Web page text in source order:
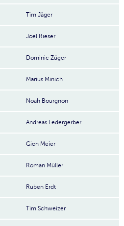
Tim Jäger
Joel Rieser
Dominic Züger
Marius Minich
Noah Bourgnon
Andreas Ledergerber
Gion Meier
Roman Müller
Ruben Erdt
Tim Schweizer